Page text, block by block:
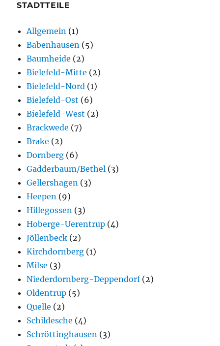
STADTTEILE
Allgemein (1)
Babenhausen (5)
Baumheide (2)
Bielefeld-Mitte (2)
Bielefeld-Nord (1)
Bielefeld-Ost (6)
Bielefeld-West (2)
Brackwede (7)
Brake (2)
Dornberg (6)
Gadderbaum/Bethel (3)
Gellershagen (3)
Heepen (9)
Hillegossen (3)
Hoberge-Uerentrup (4)
Jöllenbeck (2)
Kirchdornberg (1)
Milse (3)
Niederdornberg-Deppendorf(2)
Oldentrup (5)
Quelle (2)
Schildesche (4)
Schröttinghausen (3)